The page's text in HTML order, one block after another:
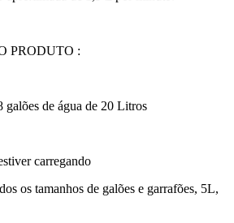
PRODUTO :
galões de água de 20 Litros
carregando
os tamanhos de galões e garrafões, 5L,